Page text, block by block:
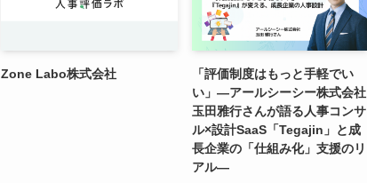
Zone Labo株式会社
「評価制度はもっと手軽でい
い」―アールシーシー株式会社
玉田雅行さんが語る人事コンサ
ル×設計SaaS「Tegajin」と成
長企業の「仕組み化」支援のリ
アル―